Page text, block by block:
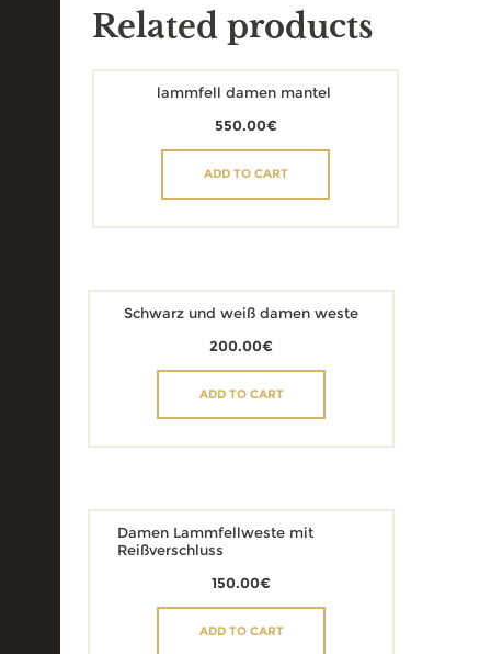
Related products
lammfell damen mantel
550.00€
ADD TO CART
Schwarz und weiß damen weste
200.00€
ADD TO CART
Damen Lammfellweste mit
Reißverschluss
150.00€
ADD TO CART